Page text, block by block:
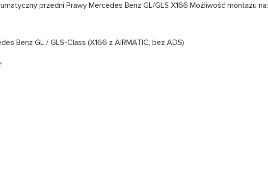
przedni Prawy Mercedes Benz GL/GLS X166 Możliwość montażu na:
Benz GL / GLS-Class (X166 z AIRMATIC, bez ADS)